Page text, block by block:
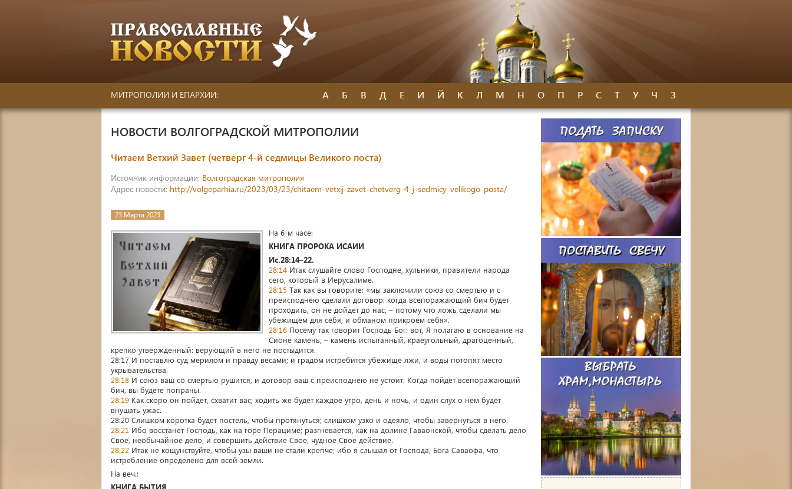
МИТРОПОЛИИ И ЕПАРХИИ: А Б В Д Е И Й К Л М Н О П Р С Т У Ч З
НОВОСТИ ВОЛГОГРАДСКОЙ МИТРОПОЛИИ
Читаем Ветхий Завет (четверг 4-й седмицы Великого поста)
Источник информации: Волгоградская митрополия
Адрес новости: http://volgeparhia.ru/2023/03/23/chitaem-vetxij-zavet-chetverg-4-j-sedmicy-velikogo-posta/
23 Марта 2023
На 6-м часе:
КНИГА ПРОРОКА ИСАИИ
Ис.28:14–22.
28:14 Итак слушайте слово Господне, хульники, правители народа
сего, который в Иерусалиме.
28:15 Так как вы говорите: «мы заключили союз со смертью и с
преисподнею сделали договор: когда всепоражающий бич будет
проходить, он не дойдет до нас, – потому что ложь сделали мы
убежищем для себя, и обманом прикроем себя».
28:16 Посему так говорит Господь Бог: вот, Я полагаю в основание на
Сионе камень, – камень испытанный, краеугольный, драгоценный,
крепко утвержденный: верующий в него не постыдится.
28:17 И поставлю суд мерилом и правду весами; и градом истребится убежище лжи, и воды потопят место
укрывательства.
28:18 И союз ваш со смертью рушится, и договор ваш с преисподнею не устоит. Когда пойдет всепоражающий
бич, вы будете попраны.
28:19 Как скоро он пойдет, схватит вас; ходить же будет каждое утро, день и ночь, и один слух о нем будет
внушать ужас.
28:20 Слишком коротка будет постель, чтобы протянуться; слишком узко и одеяло, чтобы завернуться в него.
28:21 Ибо восстанет Господь, как на горе Перациме; разгневается, как на долине Гаваонской, чтобы сделать дело
Свое, необычайное дело, и совершить действие Свое, чудное Свое действие.
28:22 Итак не кощунствуйте, чтобы узы ваши не стали крепче; ибо я слышал от Господа, Бога Саваофа, что
истребление определено для всей земли.
На веч.:
КНИГА БЫТИЯ